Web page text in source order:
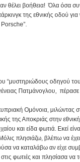
θέλει βοήθεια! Όλα όσα
της εθνικής οδού
“μυστηριώδους οδηγού
Πατμάνογλου,
Ομόνοια, μιλώντας
της Αποκριάς στην
και είδα φωτιά. Εκεί
πλησιάζω, βλέπω να
να καταλάβω αν είχε
φωτιές και πλησίασα να